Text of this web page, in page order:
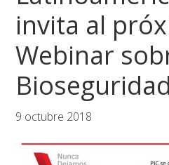
invita al
Webinar
Bioseguridad
9 octubre 2018